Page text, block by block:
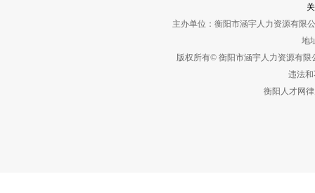
主办单位：衡阳市涵宇人力资源有限
地
版权所有© 衡阳市涵宇人力资源有
违法和
衡阳人才网